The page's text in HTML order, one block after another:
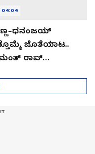
ಧನಂಜಯ್
ಜೊತೆಯಾಟ..
ರಾವ್
04:04